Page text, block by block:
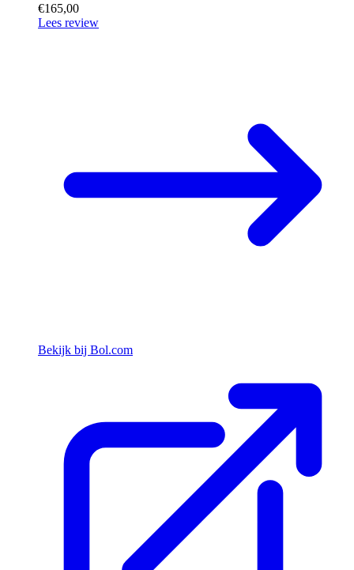
€165,00
Lees review
Bekijk bij Bol.com